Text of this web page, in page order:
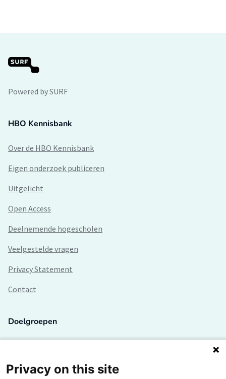
Powered by SURF
HBO Kennisbank
Over de HBO Kennisbank
Eigen onderzoek publiceren
Uitgelicht
Open Access
Deelnemende hogescholen
Veelgestelde vragen
Privacy Statement
Contact
Doelgroepen
Lectoren en onderzoekers
Privacy on this site